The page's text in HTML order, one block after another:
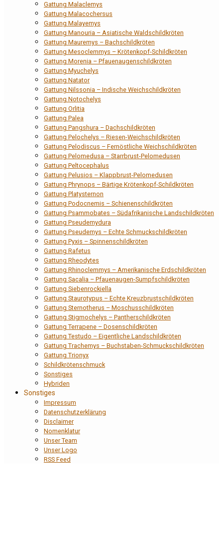
Gattung Malaclemys
Gattung Malacochersus
Gattung Malayemys
Gattung Manouria – Asiatische Waldschildkröten
Gattung Mauremys – Bachschildkröten
Gattung Mesoclemmys – Krötenkopf-Schildkröten
Gattung Morenia – Pfauenaugenschildkröten
Gattung Myuchelys
Gattung Natator
Gattung Nilssonia – Indische Weichschildkröten
Gattung Notochelys
Gattung Orlitia
Gattung Palea
Gattung Pangshura – Dachschildkröten
Gattung Pelochelys – Riesen-Weichschildkröten
Gattung Pelodiscus – Fernöstliche Weichschildkröten
Gattung Pelomedusa – Starrbrust-Pelomedusen
Gattung Peltocephalus
Gattung Pelusios – Klappbrust-Pelomedusen
Gattung Phrynops – Bärtige Krötenkopf-Schildkröten
Gattung Platysternon
Gattung Podocnemis – Schienenschildkröten
Gattung Psammobates – Südafrikanische Landschildkröten
Gattung Pseudemydura
Gattung Pseudemys – Echte Schmuckschildkröten
Gattung Pyxis – Spinnenschildkröten
Gattung Rafetus
Gattung Rheodytes
Gattung Rhinoclemmys – Amerikanische Erdschildkröten
Gattung Sacalia – Pfauenaugen-Sumpfschildkröten
Gattung Siebenrockiella
Gattung Staurotypus – Echte Kreuzbrustschildkröten
Gattung Sternotherus – Moschusschildkröten
Gattung Stigmochelys – Pantherschildkröten
Gattung Terrapene – Dosenschildkröten
Gattung Testudo – Eigentliche Landschildkröten
Gattung Trachemys – Buchstaben-Schmuckschildkröten
Gattung Trionyx
Schildkrötenschmuck
Sonstiges
Hybriden
Sonstiges
Impressum
Datenschutzerklärung
Disclaimer
Nomenklatur
Unser Team
Unser Logo
RSS Feed